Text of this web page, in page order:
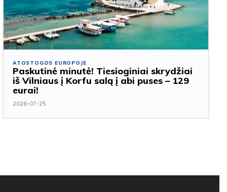
ATOSTOGOS EUROPOJE
Paskutinė minutė! Tiesioginiai skrydžiai
iš Vilniaus į Korfu salą į abi puses – 129
eurai!
2026-07-25